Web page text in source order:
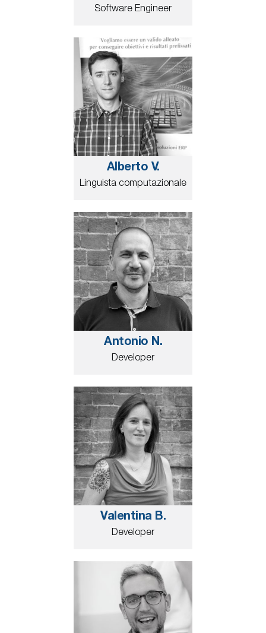
Software Engineer
Alberto V.
Linguista computazionale
Antonio N.
Developer
Valentina B.
Developer